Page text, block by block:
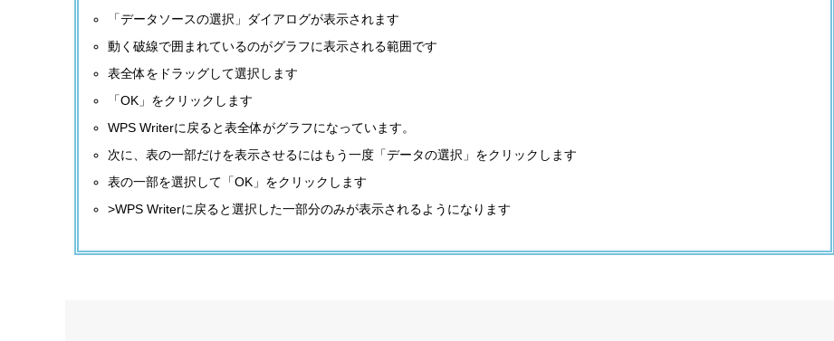
「データソースの選択」ダイアログが表示されます
動く破線で囲まれているのがグラフに表示される範囲です
表全体をドラッグして選択します
「OK」をクリックします
WPS Writerに戻ると表全体がグラフになっています。
次に、表の一部だけを表示させるにはもう一度「データの選択」をクリックします
表の一部を選択して「OK」をクリックします
>WPS Writerに戻ると選択した一部分のみが表示されるようになります